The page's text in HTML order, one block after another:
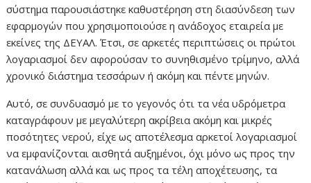
σύστημα παρουσιάστηκε καθυστέρηση στη διασύνδεση των
εφαρμογών που χρησιμοποιούσε η ανάδοχος εταιρεία με
εκείνες της ΔΕΥΑΛ. Έτσι, σε αρκετές περιπτώσεις οι πρώτοι
λογαριασμοί δεν αφορούσαν το συνηθισμένο τρίμηνο, αλλά
χρονικό διάστημα τεσσάρων ή ακόμη και πέντε μηνών.
Αυτό, σε συνδυασμό με το γεγονός ότι τα νέα υδρόμετρα
καταγράφουν με μεγαλύτερη ακρίβεια ακόμη και μικρές
ποσότητες νερού, είχε ως αποτέλεσμα αρκετοί λογαριασμοί
να εμφανίζονται αισθητά αυξημένοι, όχι μόνο ως προς την
κατανάλωση αλλά και ως προς τα τέλη αποχέτευσης, τα